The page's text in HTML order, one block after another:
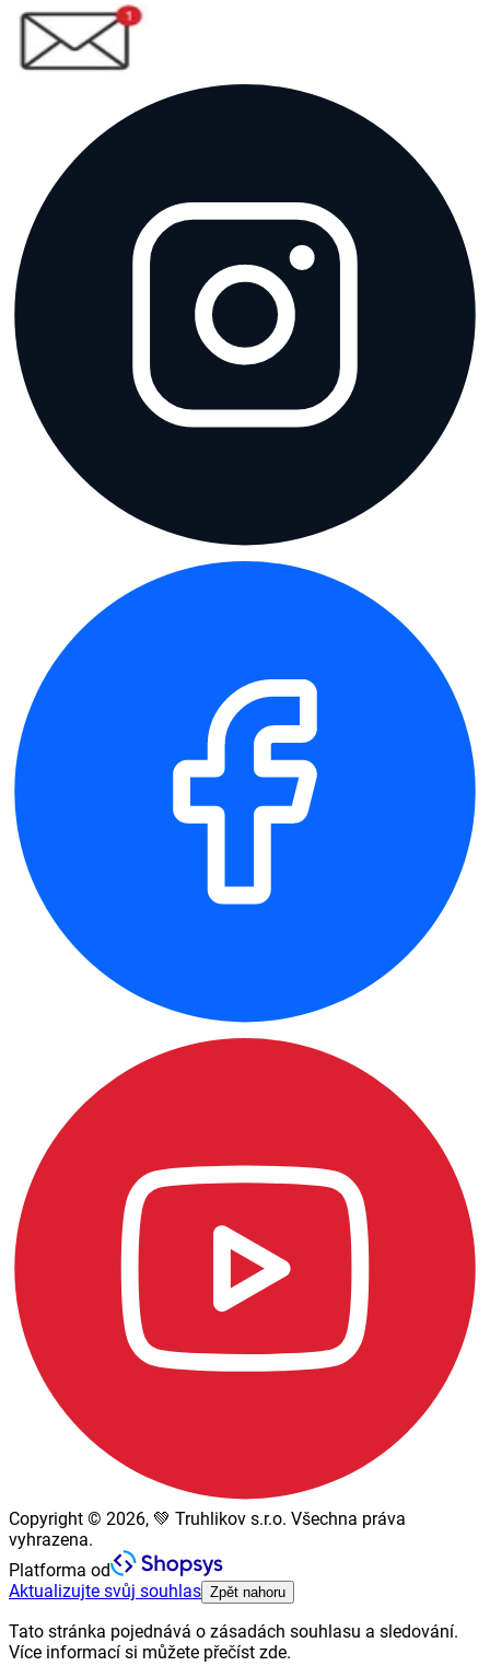
Copyright © 2026, 💚 Truhlikov s.r.o. Všechna práva
vyhrazena.
Platforma od
Aktualizujte svůj souhlas Zpět nahoru
Tato stránka pojednává o zásadách souhlasu a sledování.
Více informací si můžete přečíst zde.